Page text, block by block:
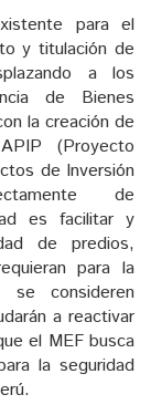
para el
y titulación de
a los
de Bienes
la creación de
(Proyecto
de Inversión
de
es facilitar y
de predios,
para la
se consideren
a reactivar
el MEF busca
la seguridad